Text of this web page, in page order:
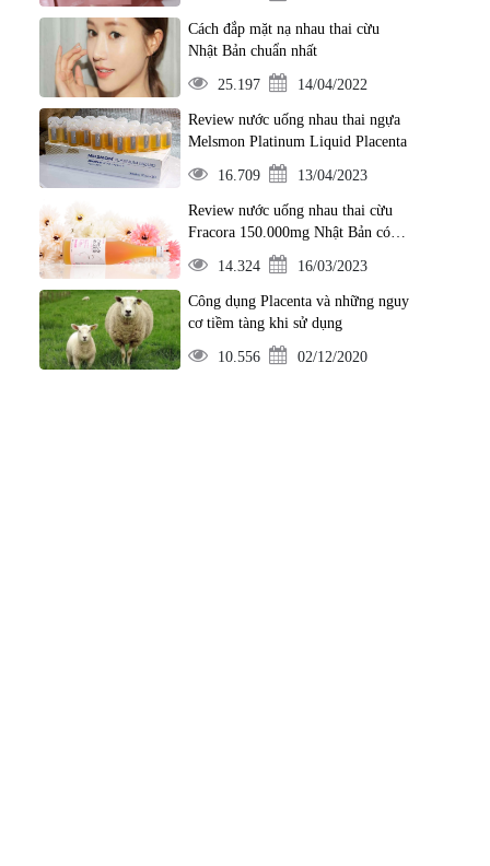
Cách đắp mặt nạ nhau thai cừu
Nhật Bản chuẩn nhất
25.197 14/04/2022
Review nước uống nhau thai ngựa
Melsmon Platinum Liquid Placenta
16.709 13/04/2023
Review nước uống nhau thai cừu
Fracora 150.000mg Nhật Bản có
thực sự tốt?
14.324 16/03/2023
Công dụng Placenta và những nguy
cơ tiềm tàng khi sử dụng
10.556 02/12/2020